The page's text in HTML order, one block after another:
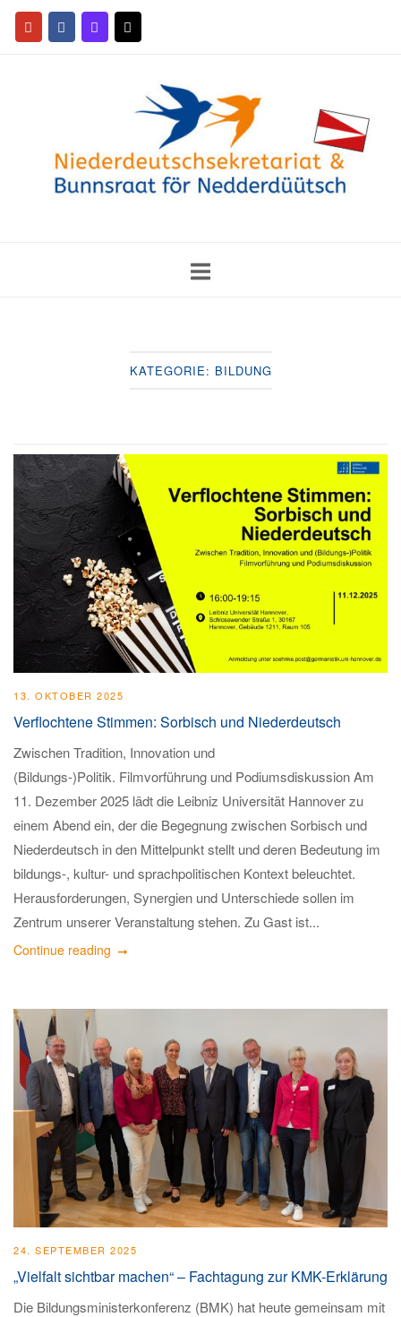
KATEGORIE: BILDUNG
13. OKTOBER 2025
Verflochtene Stimmen: Sorbisch und Niederdeutsch
Zwischen Tradition, Innovation und
(Bildungs-)Politik. Filmvorführung und Podiumsdiskussion Am
11. Dezember 2025 lädt die Leibniz Universität Hannover zu
einem Abend ein, der die Begegnung zwischen Sorbisch und
Niederdeutsch in den Mittelpunkt stellt und deren Bedeutung im
bildungs-, kultur- und sprachpolitischen Kontext beleuchtet.
Herausforderungen, Synergien und Unterschiede sollen im
Zentrum unserer Veranstaltung stehen. Zu Gast ist...
Continue reading
24. SEPTEMBER 2025
„Vielfalt sichtbar machen“ – Fachtagung zur KMK-Erklärung
Die Bildungsministerkonferenz (BMK) hat heute gemeinsam mit